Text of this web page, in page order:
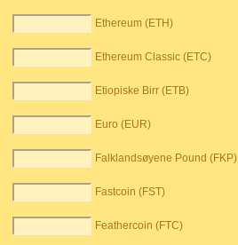
Ethereum (ETH)
Ethereum Classic (ETC)
Etiopiske Birr (ETB)
Euro (EUR)
Falklandsøyene Pound (FKP)
Fastcoin (FST)
Feathercoin (FTC)